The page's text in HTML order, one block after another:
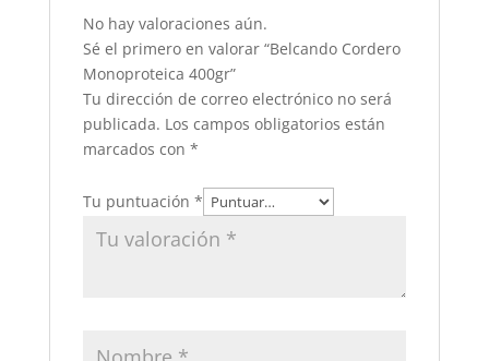
No hay valoraciones aún.
Sé el primero en valorar “Belcando Cordero
Monoproteica 400gr”
Tu dirección de correo electrónico no será
publicada. Los campos obligatorios están
marcados con *
Tu puntuación *